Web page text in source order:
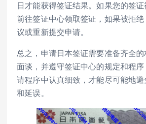
日才能获得签证结果。如果您的签
前往签证中心领取签证，如果被拒
议或重新提交申请。
总之，申请日本签证需要准备齐全
面谈，并遵守签证中心的规定和程
请程序中认真细致，才能尽可能地
和延误。